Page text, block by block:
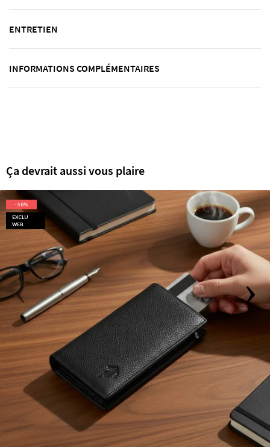
ENTRETIEN
INFORMATIONS COMPLÉMENTAIRES
Ça devrait aussi vous plaire
EXCLU
WEB
- 50%